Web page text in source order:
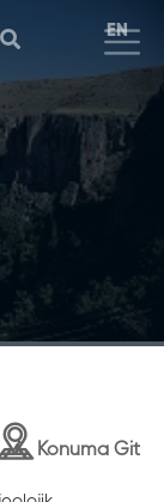
EN
Konuma Git